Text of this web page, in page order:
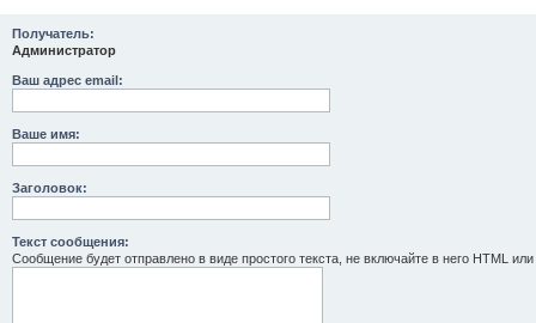
Получатель:
Администратор
Ваш адрес email:
Ваше имя:
Заголовок:
Текст сообщения:
Сообщение будет отправлено в виде простого текста, не включайте в него HTML